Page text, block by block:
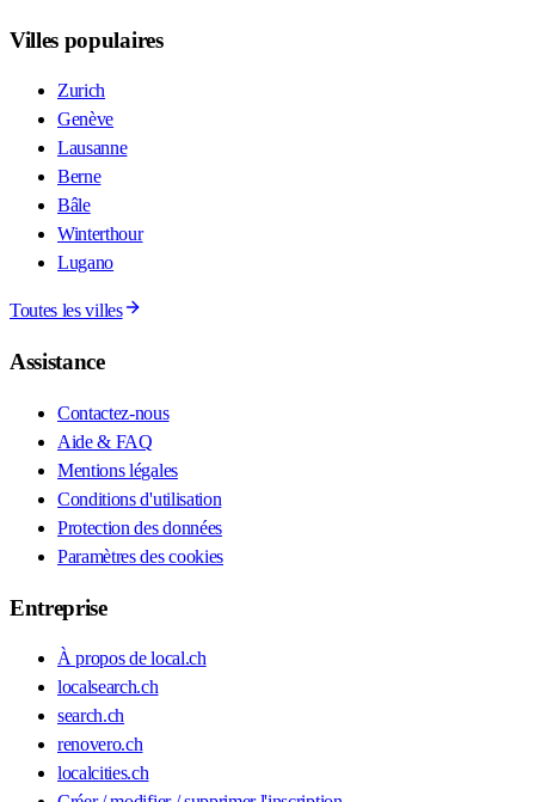
Villes populaires
Zurich
Genève
Lausanne
Berne
Bâle
Winterthour
Lugano
Toutes les villes
Assistance
Contactez-nous
Aide & FAQ
Mentions légales
Conditions d'utilisation
Protection des données
Paramètres des cookies
Entreprise
À propos de local.ch
localsearch.ch
search.ch
renovero.ch
localcities.ch